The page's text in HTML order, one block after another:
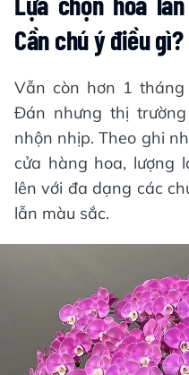
Cần chú ý điều gì?
Vẫn còn hơn 1
Đán nhưng thị
nhộn nhịp. Theo ghi
cửa hàng hoa, lượng
lên với đa dạng các
lẫn màu sắc.